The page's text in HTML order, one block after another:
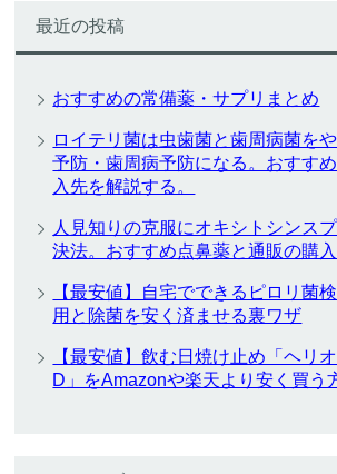
最近の投稿
おすすめの常備薬・サプリまとめ
ロイテリ菌は虫歯菌と歯周病菌を
予防・歯周病予防になる。おすす
入先を解説する。
人見知りの克服にオキシトシンス
決法。おすすめ点鼻薬と通販の購
【最安値】自宅でできるピロリ菌
用と除菌を安く済ませる裏ワザ
【最安値】飲む日焼け止め「ヘリ
D」をAmazonや楽天より安く買う